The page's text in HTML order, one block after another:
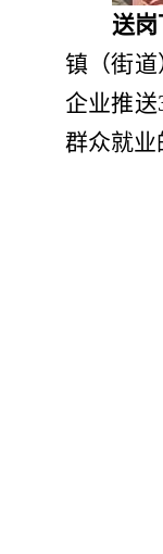
送
镇（街道
企业推
群众就业